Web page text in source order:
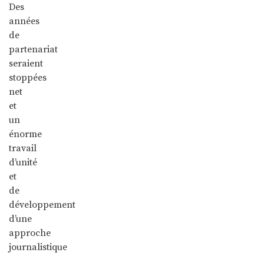
Des
années
de
partenariat
seraient
stoppées
net
et
un
énorme
travail
d’unité
et
de
développement
d’une
approche
journalistique